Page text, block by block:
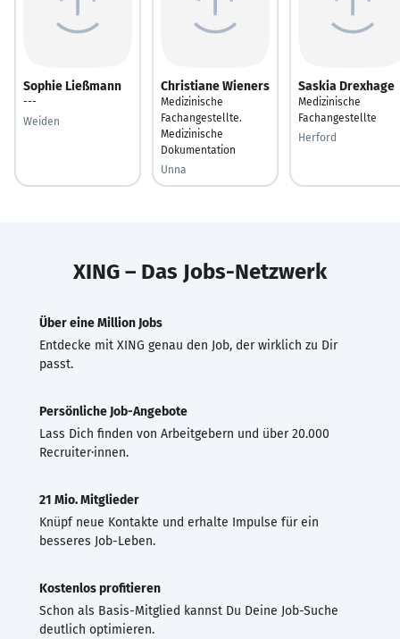
Sophie Ließmann
---
Weiden
Christiane Wieners
Medizinische
Fachangestellte.
Medizinische
Dokumentation
Unna
Saskia Drexhage
Medizinische
Fachangestellte
Herford
XING – Das Jobs-Netzwerk
Über eine Million Jobs
Entdecke mit XING genau den Job, der wirklich zu Dir
passt.
Persönliche Job-Angebote
Lass Dich finden von Arbeitgebern und über 20.000
Recruiter·innen.
21 Mio. Mitglieder
Knüpf neue Kontakte und erhalte Impulse für ein
besseres Job-Leben.
Kostenlos profitieren
Schon als Basis-Mitglied kannst Du Deine Job-Suche
deutlich optimieren.